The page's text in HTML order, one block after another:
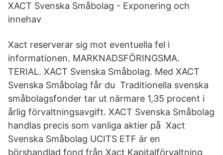
XACT Svenska Småbolag - Exponering och
innehav
Xact reserverar sig mot eventuella fel i
informationen. MARKNADSFÖRINGSMA.
TERIAL. XACT Svenska Småbolag. Med XACT
Svenska Småbolag får du Traditionella svenska
småbolagsfonder tar ut närmare 1,35 procent i
årlig förvaltningsavgift. XACT Svenska Småbolag
handlas precis som vanliga aktier på Xact
Svenska Småbolag UCITS ETF är en
börshandlad fond från Xact Kapitalförvaltning